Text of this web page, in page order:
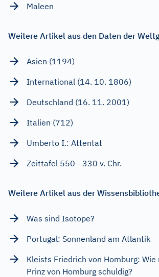
Maleen
Weitere Artikel aus den Daten der
Asien (1194)
International (14. 10. 1806)
Deutschland (16. 11. 2001)
Italien (712)
Umberto I.: Attentat
Zeittafel 550 - 330 v. Chr.
Weitere Artikel aus der
Was sind Isotope?
Portugal: Sonnenland am Atlantik
Kleists Friedrich von Homburg:
Prinz von Homburg schuldig?